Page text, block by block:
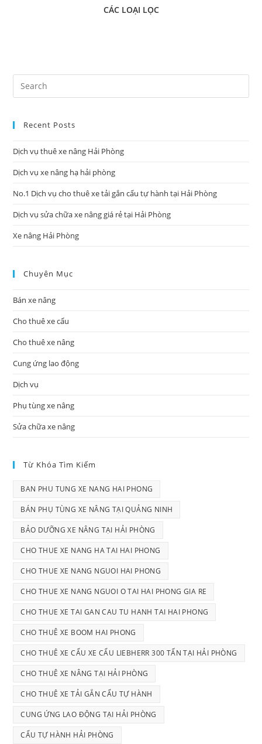
CÁC LOẠI LỌC
Recent Posts
Dịch vụ thuê xe nâng Hải Phòng
Dịch vụ xe nâng hạ hải phòng
No.1 Dịch vụ cho thuê xe tải gắn cẩu tự hành tại Hải Phòng
Dịch vụ sửa chữa xe nâng giá rẻ tại Hải Phòng
Xe nâng Hải Phòng
Chuyên Mục
Bán xe nâng
Cho thuê xe cẩu
Cho thuê xe nâng
Cung ứng lao động
Dịch vụ
Phụ tùng xe nâng
Sửa chữa xe nâng
Từ Khóa Tìm Kiếm
BAN PHU TUNG XE NANG HAI PHONG
BÁN PHỤ TÙNG XE NÂNG TẠI QUẢNG NINH
BẢO DƯỠNG XE NÂNG TẠI HẢI PHÒNG
CHO THUE XE NANG HA TAI HAI PHONG
CHO THUE XE NANG NGUOI HAI PHONG
CHO THUE XE NANG NGUOI O TAI HAI PHONG GIA RE
CHO THUE XE TAI GAN CAU TU HANH TAI HAI PHONG
CHO THUÊ XE BOOM HAI PHONG
CHO THUÊ XE CẨU XE CẨU LIEBHERR 300 TẤN TẠI HẢI PHÒNG
CHO THUÊ XE NÂNG TẠI HẢI PHÒNG
CHO THUÊ XE TẢI GẮN CẨU TỰ HÀNH
CUNG ỨNG LAO ĐỘNG TẠI HẢI PHÒNG
CẨU TỰ HÀNH HẢI PHÒNG